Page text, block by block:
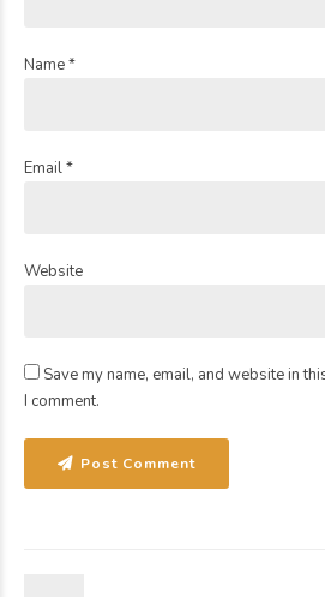
Name *
Email *
Website
Save my name, email, and website in
I comment.
Post Comment